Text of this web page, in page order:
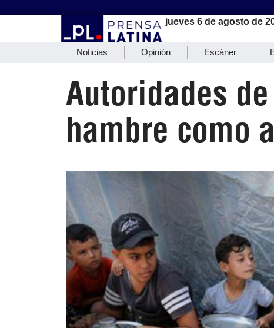
jueves 6 de agosto de
Noticias Opinión Escáner
Autoridades
hambre como